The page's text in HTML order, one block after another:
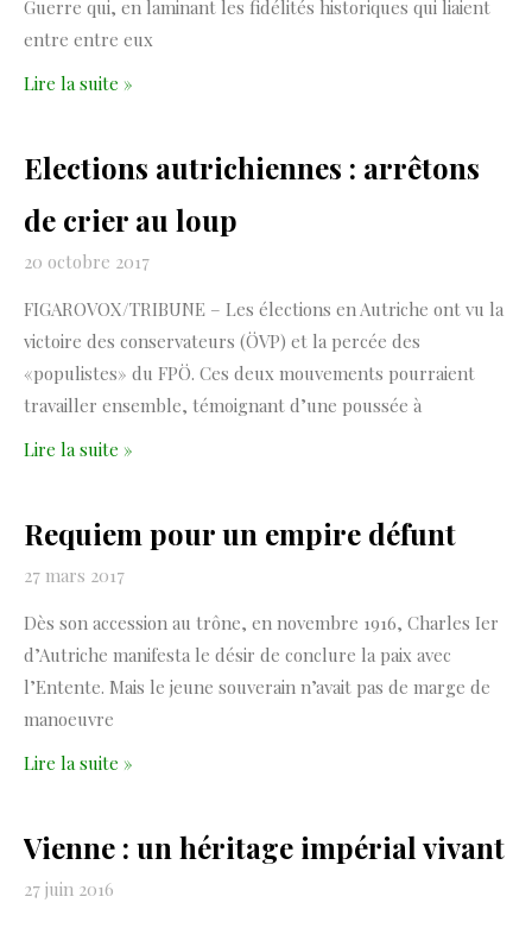
Guerre qui, en laminant les fidélités historiques qui liaient
entre entre eux
Lire la suite »
Elections autrichiennes : arrêtons
de crier au loup
20 octobre 2017
FIGAROVOX/TRIBUNE – Les élections en Autriche ont vu la
victoire des conservateurs (ÖVP) et la percée des
«populistes» du FPÖ. Ces deux mouvements pourraient
travailler ensemble, témoignant d’une poussée à
Lire la suite »
Requiem pour un empire défunt
27 mars 2017
Dès son accession au trône, en novembre 1916, Charles Ier
d’Autriche manifesta le désir de conclure la paix avec
l’Entente. Mais le jeune souverain n’avait pas de marge de
manoeuvre
Lire la suite »
Vienne : un héritage impérial vivant
27 juin 2016